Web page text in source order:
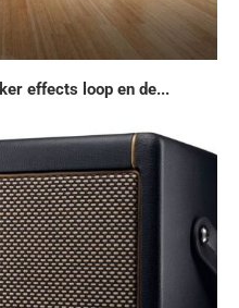
effects loop en de...